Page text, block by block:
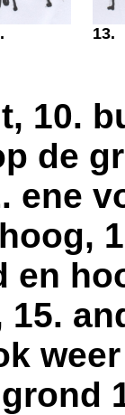
13.
10.
de
ene
en